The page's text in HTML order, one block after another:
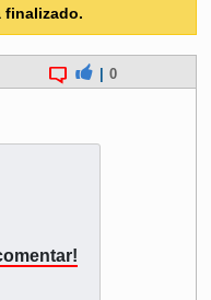
finalizado.
0